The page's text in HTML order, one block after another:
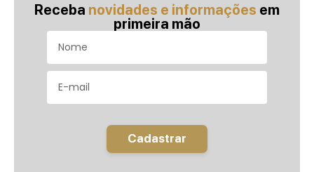
Receba novidades e informações em
primeira mão
Cadastrar